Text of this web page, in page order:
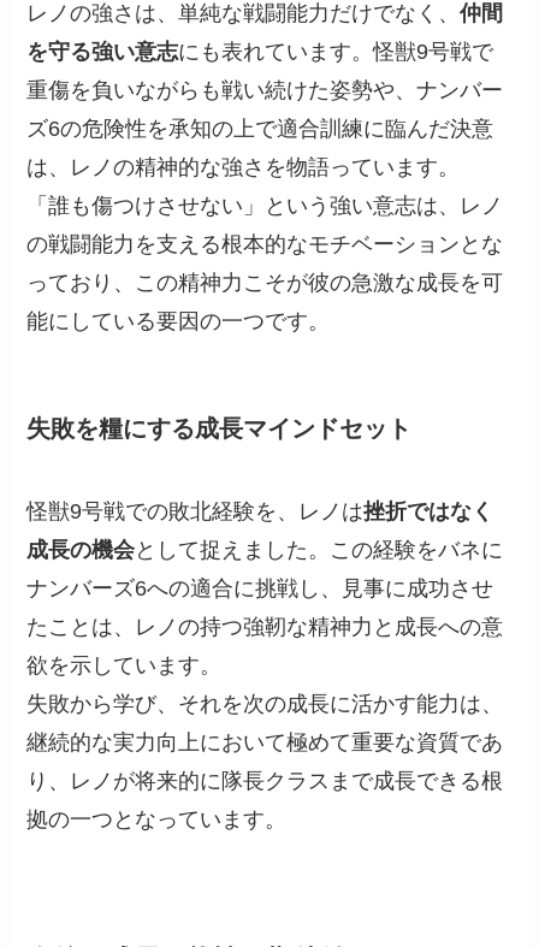
レノの強さは、単純な戦闘能力だけでなく、仲間
を守る強い意志にも表れています。怪獣9号戦で
重傷を負いながらも戦い続けた姿勢や、ナンバー
ズ6の危険性を承知の上で適合訓練に臨んだ決意
は、レノの精神的な強さを物語っています。
「誰も傷つけさせない」という強い意志は、レノ
の戦闘能力を支える根本的なモチベーションとな
っており、この精神力こそが彼の急激な成長を可
能にしている要因の一つです。
失敗を糧にする成長マインドセット
怪獣9号戦での敗北経験を、レノは挫折ではなく
成長の機会として捉えました。この経験をバネに
ナンバーズ6への適合に挑戦し、見事に成功させ
たことは、レノの持つ強靭な精神力と成長への意
欲を示しています。
失敗から学び、それを次の成長に活かす能力は、
継続的な実力向上において極めて重要な資質であ
り、レノが将来的に隊長クラスまで成長できる根
拠の一つとなっています。